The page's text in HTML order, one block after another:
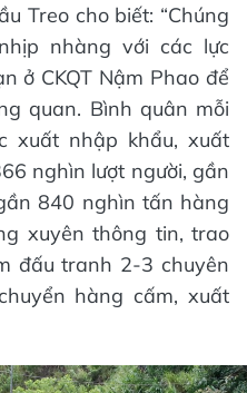
Treo cho biết: “Chúng
nhàng với các lực
ở CKQT Nậm Phao để
quan. Bình quân mỗi
xuất nhập khẩu, xuất
nghìn lượt người, gần
840 nghìn tấn hàng
xuyên thông tin, trao
đấu tranh 2-3 chuyên
hàng cấm, xuất